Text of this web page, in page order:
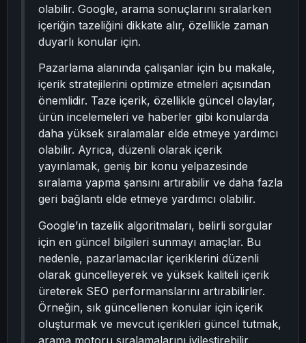
olabilir. Google, arama sonuçlarını sıralarken
içeriğin tazeliğini dikkate alır, özellikle zaman
duyarlı konular için.
Pazarlama alanında çalışanlar için bu makale,
içerik stratejilerini optimize etmeleri açısından
önemlidir. Taze içerik, özellikle güncel olaylar,
ürün incelemeleri ve haberler gibi konularda
daha yüksek sıralamalar elde etmeye yardımcı
olabilir. Ayrıca, düzenli olarak içerik
yayınlamak, geniş bir konu yelpazesinde
sıralama yapma şansını artırabilir ve daha fazla
geri bağlantı elde etmeye yardımcı olabilir.
Google’ın tazelik algoritmaları, belirli sorgular
için en güncel bilgileri sunmayı amaçlar. Bu
nedenle, pazarlamacılar içeriklerini düzenli
olarak güncelleyerek ve yüksek kaliteli içerik
üreterek SEO performanslarını artırabilirler.
Örneğin, sık güncellenen konular için içerik
oluşturmak ve mevcut içerikleri güncel tutmak,
arama motoru sıralamalarını iyileştirebilir.